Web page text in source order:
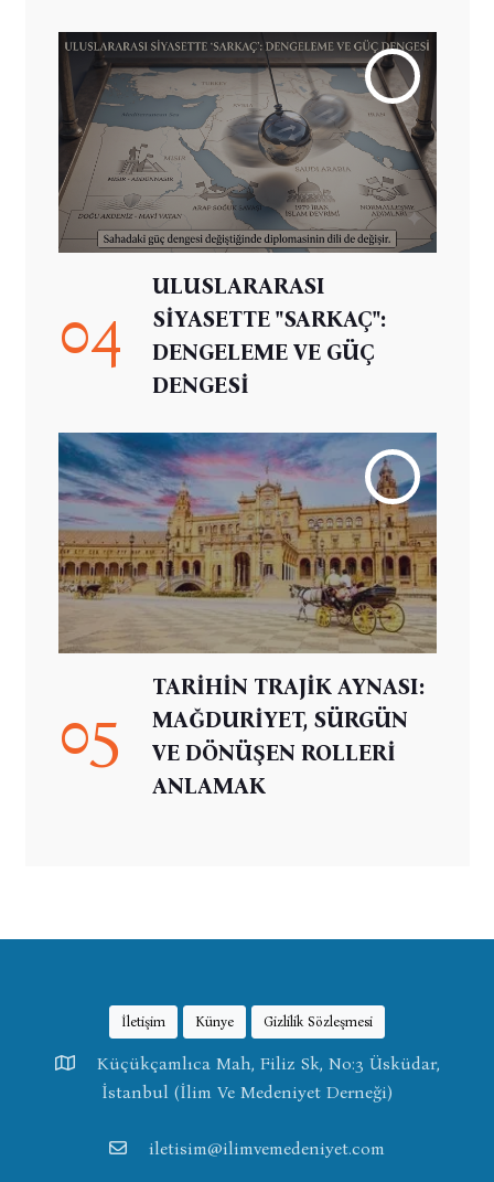
04
ULUSLARARASI
SİYASETTE "SARKAÇ":
DENGELEME VE GÜÇ
DENGESİ
05
TARİHİN TRAJİK AYNASI:
MAĞDURİYET, SÜRGÜN
VE DÖNÜŞEN ROLLERİ
ANLAMAK
İletişim Künye Gizlilik Sözleşmesi
Küçükçamlıca Mah, Filiz Sk, No:3 Üsküdar,
İstanbul (İlim Ve Medeniyet Derneği)
iletisim@ilimvemedeniyet.com